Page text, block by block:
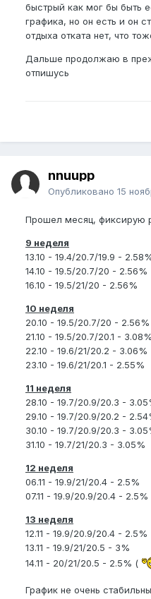
быстрый как мог бы быть
графика, но он есть и он
отдыха отката нет, что
Дальше продолжаю в
отпишусь
nnuupp
Опубликовано 15
Прошел месяц, фиксирую
9 неделя
13.10 - 19.4/20.7/19.9 -
14.10 - 19.5/20.7/20 - 2.56%
16.10 - 19.5/21/20 - 2.56%
10 неделя
20.10 - 19.5/20.7/20 - 2.56%
21.10 - 19.5/20.7/20.1 - 3.08%
22.10 - 19.6/21/20.2 - 3.06%
23.10 - 19.6/21/20.1 - 2.55%
11 неделя
28.10 - 19.7/20.9/20.3 -
29.10 - 19.7/20.9/20.2 -
30.10 - 19.7/20.9/20.3 -
31.10 - 19.7/21/20.3 - 3.05%
12 неделя
06.11 - 19.9/21/20.4 - 2.5%
07.11 - 19.9/20.9/20.4 - 2.5%
13 неделя
12.11 - 19.9/20.9/20.4 - 2.5%
13.11 - 19.9/21/20.5 - 3%
14.11 - 20/21/20.5 - 2.5% (
График не очень